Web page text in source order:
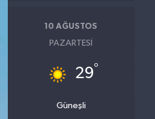
10 AĞUSTOS
PAZARTESI
29°
Güneşli